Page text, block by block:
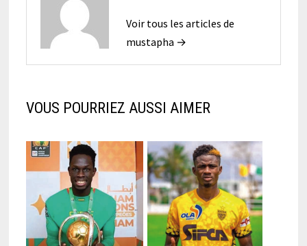
Voir tous les articles de
mustapha →
VOUS POURRIEZ AUSSI AIMER